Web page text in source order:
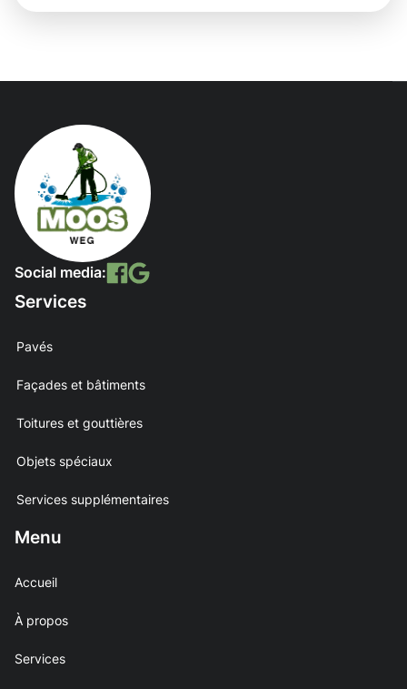
Social media:
Services
Pavés
Façades et bâtiments
Toitures et gouttières
Objets spéciaux
Services supplémentaires
Menu
Accueil
À propos
Services